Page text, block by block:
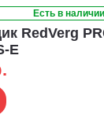
Есть в наличии
RedVerg
E